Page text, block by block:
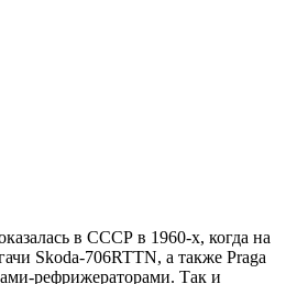
в СССР в 1960-х, когда на
Skoda-706RTTN, а также Praga
рефрижераторами. Так и